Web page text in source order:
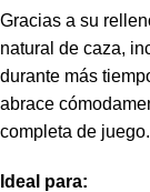
Gracias a su
natural de caza,
durante más
abrace
completa de juego.
Ideal para: